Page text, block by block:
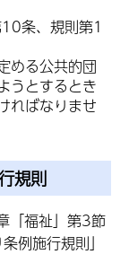
条、規則第1
める公共的団
うとするとき
ればなりませ
規則
「福祉」第3節
例施行規則」